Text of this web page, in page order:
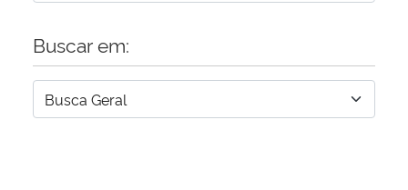
Buscar em: